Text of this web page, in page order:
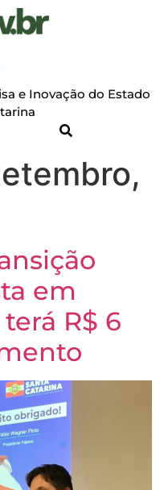
e Inovação do Estado
em
R$ 6